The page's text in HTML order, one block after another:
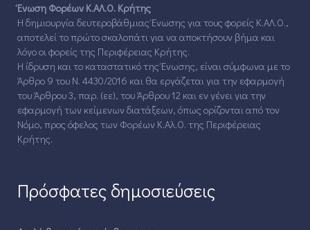
Ένωση Φορέων Κ.ΑΛ.Ο. Κρήτης
Η δημιουργία δευτεροβάθμιας Ένωσης για τους φορείς Κ.ΑΛ.Ο.,
αποτελεί το πρώτο σκαλοπάτι για να αποκτήσουν βήμα και
λόγο οι φορείς της Περιφέρειας Κρήτης.
Η ίδρυση και το καταστατικό της Ένωσης, είναι σύμφωνα με το
Άρθρο 9 του Ν. 4430/2016 και θα εργάζεται για την εφαρμογή
του Άρθρου 3, παρ. (εε), του Άρθρου 12 και εν γένει για την
εφαρμογή των κείμενων διατάξεων, όπως ορίζονται από τον
Νόμο, προς όφελος των Φορέων Κ.Αλ.Ο. της Περιφέρειας
Κρήτης.
Πρόσφατες δημοσιεύσεις